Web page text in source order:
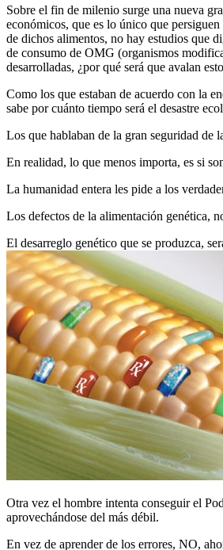
Sobre el fin de milenio surge una nueva
económicos, que es lo único que
de dichos alimentos, no hay estudios que
de consumo de OMG (organismos
desarrolladas, ¿por qué será que avalan
Como los que estaban de acuerdo con la
sabe por cuánto tiempo será el desastre
Los que hablaban de la gran seguridad de
En realidad, lo que menos importa, es si
La humanidad entera les pide a los
Los defectos de la alimentación genética,
El desarreglo genético que se produzca,
Otra vez el hombre intenta conseguir el
aprovechándose del más débil.
En vez de aprender de los errores, NO,